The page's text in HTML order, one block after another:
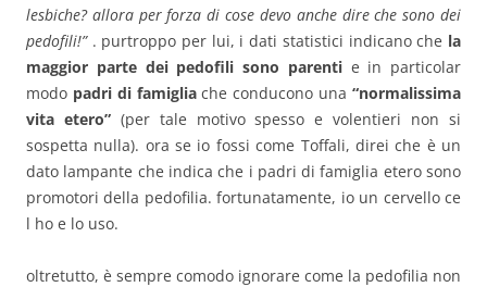
lesbiche? allora per forza di cose devo anche dire che sono dei
pedofili!”. purtroppo per lui, i dati statistici indicano che la
maggior parte dei pedofili sono parentie in particolar
modo padri di famigliache conducono una“normalissima
vita etero”(per tale motivo spesso e volentieri non si
sospetta nulla). ora se io fossi come Toffali, direi che è un
dato lampante che indica che i padri di famiglia etero sono
promotori della pedofilia. fortunatamente, io un cervello ce
l ho e lo uso.
oltretutto, è sempre comodo ignorare come la pedofilia non